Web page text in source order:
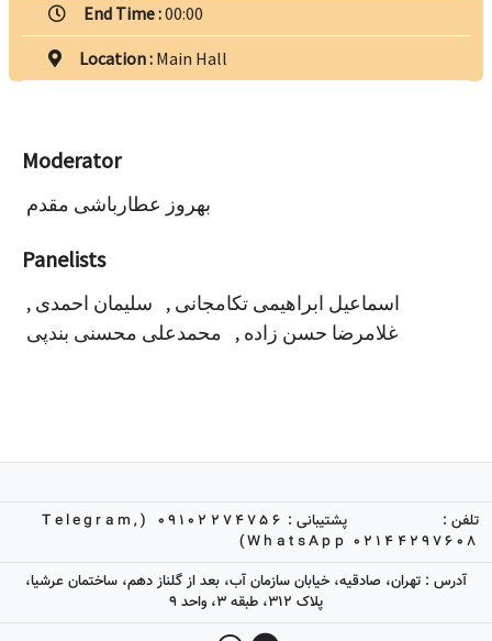
End Time :00:00
Location : Main Hall
Moderator
بهروز عطارباشی مقدم
Panelists
اسماعیل ابراهیمی تکامجانی , سلیمان احمدی ,
غلامرضا حسن زاده , محمدعلی محسنی بندپی
تلفن :
02144297608
پشتیبانی :
09102274756 (Telegram,
WhatsApp)
آدرس : تهران، صادقیه، خیابان سازمان آب، بعد از گلناز دهم، ساختمان عرشیا،
پلاک 312، طبقه 3، واحد 9